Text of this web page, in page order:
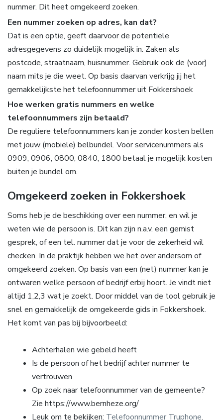
nummer. Dit heet omgekeerd zoeken.
Een nummer zoeken op adres, kan dat?
Dat is een optie, geeft daarvoor de potentiele
adresgegevens zo duidelijk mogelijk in. Zaken als
postcode, straatnaam, huisnummer. Gebruik ook de (voor)
naam mits je die weet. Op basis daarvan verkrijg jij het
gemakkelijkste het telefoonnummer uit Fokkershoek
Hoe werken gratis nummers en welke
telefoonnummers zijn betaald?
De reguliere telefoonnummers kan je zonder kosten bellen
met jouw (mobiele) belbundel. Voor servicenummers als
0909, 0906, 0800, 0840, 1800 betaal je mogelijk kosten
buiten je bundel om.
Omgekeerd zoeken in Fokkershoek
Soms heb je de beschikking over een nummer, en wil je
weten wie de persoon is. Dit kan zijn n.a.v. een gemist
gesprek, of een tel. nummer dat je voor de zekerheid wil
checken. In de praktijk hebben we het over andersom of
omgekeerd zoeken. Op basis van een (net) nummer kan je
ontwaren welke persoon of bedrijf erbij hoort. Je vindt niet
altijd 1,2,3 wat je zoekt. Door middel van de tool gebruik je
snel en gemakkelijk de omgekeerde gids in Fokkershoek.
Het komt van pas bij bijvoorbeeld:
Achterhalen wie gebeld heeft
Is de persoon of het bedrijf achter nummer te
vertrouwen
Op zoek naar telefoonnummer van de gemeente?
Zie https://www.bernheze.org/
Leuk om te bekijken: Telefoonnummer Truphone.